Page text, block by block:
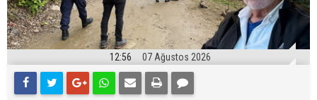
12:56 07 Ağustos 2026